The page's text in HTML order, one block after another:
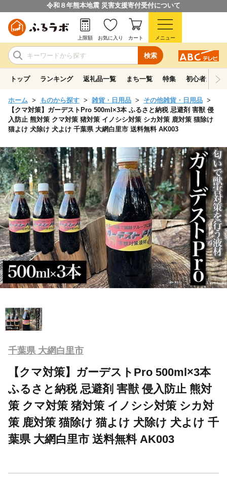
令和８年熊本地震 災害支援寄付受付について
検索
上限額 お気に入り カート メニュー
トップ ランキング 返礼品一覧 まち一覧 特集 初心者ガイド
ホーム ものから探す 雑貨・日用品
その他雑貨・日用品
【クマ対策】ガーデストPro 500ml×3本 ふるさと納税 忌避剤 害獣 侵
入防止 熊対策 クマ対策 猪対策 イノシシ対策 シカ対策 鹿対策 猫除け
猫よけ 犬除け 犬よけ 千葉県 大網白里市 送料無料 AK003
千葉県 大網白里市
【クマ対策】ガーデストPro 500ml×3本
ふるさと納税 忌避剤 害獣 侵入防止 熊対
策 クマ対策 猪対策 イノシシ対策 シカ対
策 鹿対策 猫除け 猫よけ 犬除け 犬よけ 千
葉県 大網白里市 送料無料 AK003